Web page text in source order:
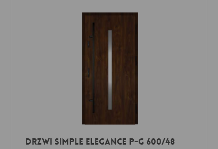
Drzwi Simple Elegance P-G 600/48